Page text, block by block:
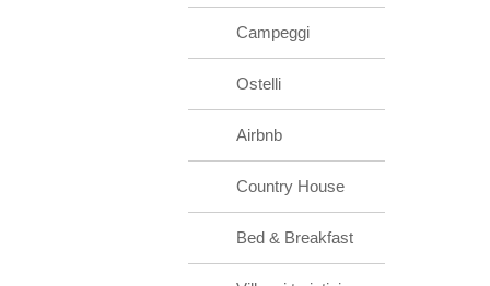
Campeggi
Ostelli
Airbnb
Country House
Bed & Breakfast